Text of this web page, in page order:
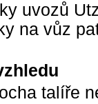
uvozů
na vůz
talíře